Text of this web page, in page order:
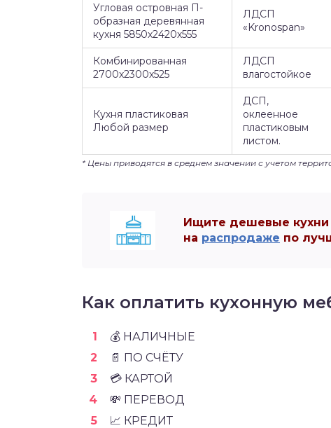
Угловая островная П-
образная деревянная
кухня 5850х2420х555
ЛДСП
«Kronospan»
Комбинированная
2700х2300х525
ЛДСП
влагостойкое
Кухня пластиковая
Любой размер
ДСП,
оклеенное
пластиковым
листом.
* Цены приводятся в среднем значении с учетом
Ищите дешевые
на распродаже по
Как оплатить кухонную
💰 НАЛИЧНЫЕ
📄 ПО СЧЁТУ
💳 КАРТОЙ
💸 ПЕРЕВОД
📈 КРЕДИТ